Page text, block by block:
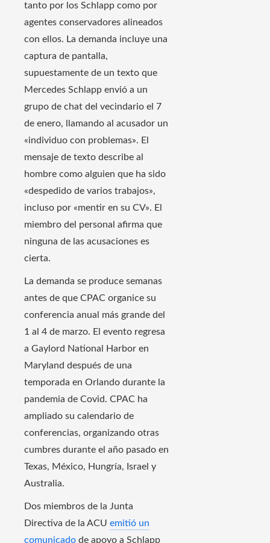
tanto por los Schlapp como por
agentes conservadores alineados
con ellos. La demanda incluye una
captura de pantalla,
supuestamente de un texto que
Mercedes Schlapp envió a un
grupo de chat del vecindario el 7
de enero, llamando al acusador un
«individuo con problemas». El
mensaje de texto describe al
hombre como alguien que ha sido
«despedido de varios trabajos»,
incluso por «mentir en su CV». El
miembro del personal afirma que
ninguna de las acusaciones es
cierta.
La demanda se produce semanas
antes de que CPAC organice su
conferencia anual más grande del
1 al 4 de marzo. El evento regresa
a Gaylord National Harbor en
Maryland después de una
temporada en Orlando durante la
pandemia de Covid. CPAC ha
ampliado su calendario de
conferencias, organizando otras
cumbres durante el año pasado en
Texas, México, Hungría, Israel y
Australia.
Dos miembros de la Junta
Directiva de la ACU emitió un
comunicado de apoyo a Schlapp